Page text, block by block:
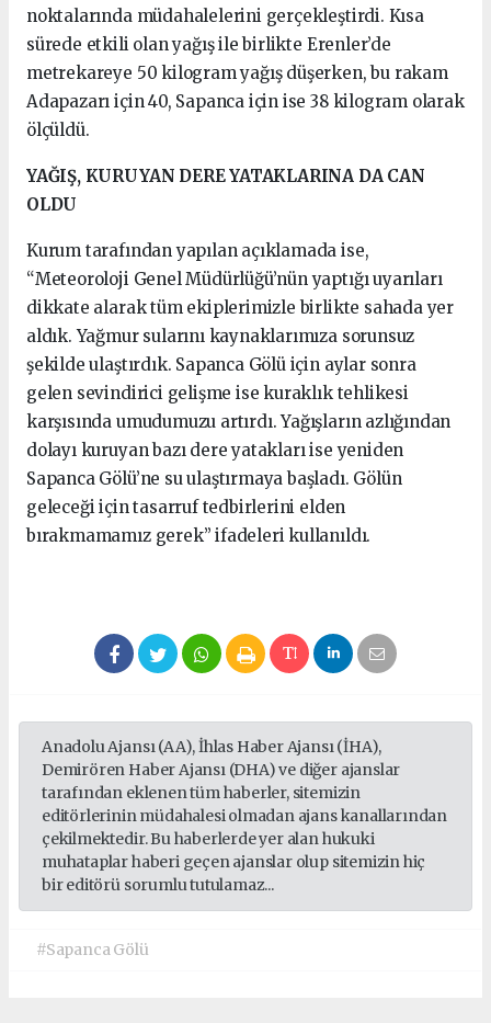
noktalarında müdahalelerini gerçekleştirdi. Kısa
sürede etkili olan yağış ile birlikte Erenler’de
metrekareye 50 kilogram yağış düşerken, bu rakam
Adapazarı için 40, Sapanca için ise 38 kilogram olarak
ölçüldü.
YAĞIŞ, KURUYAN DERE YATAKLARINA DA CAN
OLDU
Kurum tarafından yapılan açıklamada ise,
“Meteoroloji Genel Müdürlüğü’nün yaptığı uyarıları
dikkate alarak tüm ekiplerimizle birlikte sahada yer
aldık. Yağmur sularını kaynaklarımıza sorunsuz
şekilde ulaştırdık. Sapanca Gölü için aylar sonra
gelen sevindirici gelişme ise kuraklık tehlikesi
karşısında umudumuzu artırdı. Yağışların azlığından
dolayı kuruyan bazı dere yatakları ise yeniden
Sapanca Gölü’ne su ulaştırmaya başladı. Gölün
geleceği için tasarruf tedbirlerini elden
bırakmamamız gerek” ifadeleri kullanıldı.
Anadolu Ajansı (AA), İhlas Haber Ajansı (İHA),
Demirören Haber Ajansı (DHA) ve diğer ajanslar
tarafından eklenen tüm haberler, sitemizin
editörlerinin müdahalesi olmadan ajans kanallarından
çekilmektedir. Bu haberlerde yer alan hukuki
muhataplar haberi geçen ajanslar olup sitemizin hiç
bir editörü sorumlu tutulamaz...
#Sapanca Gölü